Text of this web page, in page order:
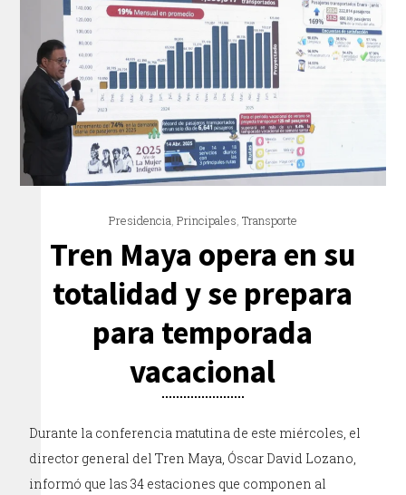
Presidencia Principales Transporte
Tren Maya opera en su
totalidad y se prepara
para temporada
vacacional
Durante la conferencia matutina de este miércoles, el
director general del Tren Maya, Óscar David Lozano,
informó que las 34 estaciones que componen al